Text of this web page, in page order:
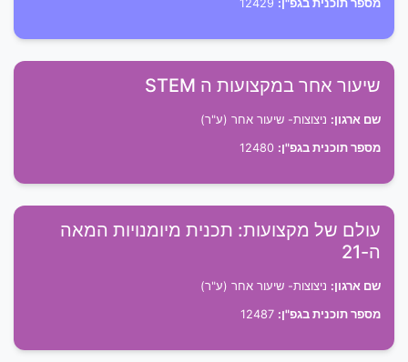
מספר תוכנית בגפ"ן:
שיעור אחר במקצועות ה STEM
שם ארגון: ניצוצות- שיעור אחר (ע"ר)
מספר תוכנית בגפ"ן:
עולם של מקצועות: תכנית מיומנויות המאה
ה-21
שם ארגון: ניצוצות- שיעור אחר (ע"ר)
מספר תוכנית בגפ"ן: